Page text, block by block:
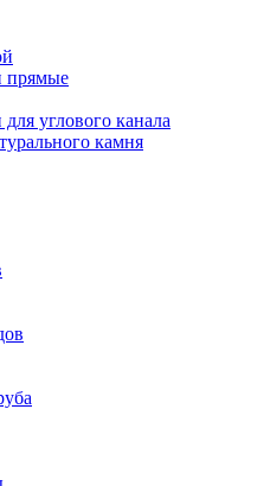
прямые
углового канала
камня